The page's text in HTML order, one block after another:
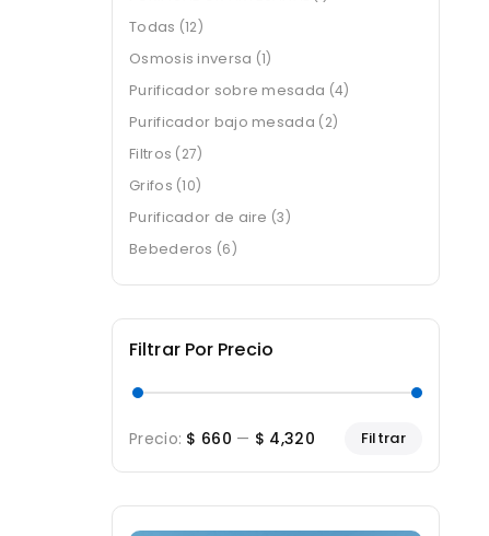
Todas 1212
productos
Osmosis inversa 11
producto
Purificador sobre mesada 44
Purificador bajo mesada 22
Filtros 2727
productos
Grifos 1010
productos
Purificador de aire 33
Bebederos 66
Filtrar Por Precio
Precio
mínimo
Precio
máximo
Filtrar
Precio: $ 660 — $ 4,320